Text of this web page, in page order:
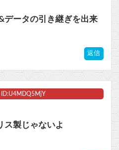
データの引き継ぎを出来
返信
ス製じゃないよ